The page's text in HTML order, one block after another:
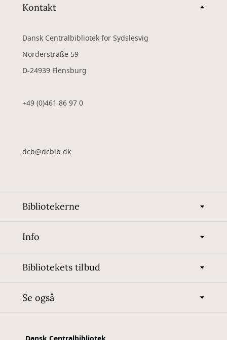
Kontakt
Dansk Centralbibliotek for Sydslesvig
Norderstraße 59
D-24939 Flensburg
+49 (0)461 86 97 0
dcb@dcbib.dk
Bibliotekerne
Info
Bibliotekets tilbud
Se også